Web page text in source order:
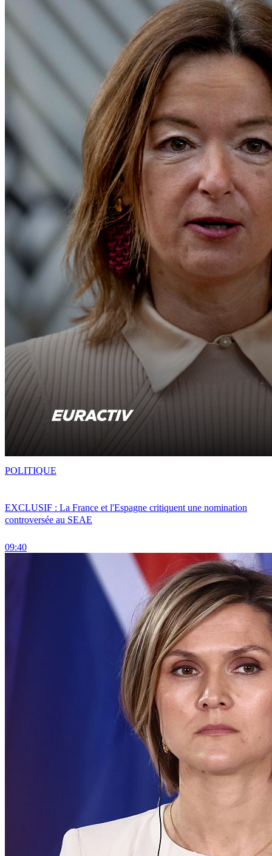
EXCLUSIF : La France et l'Espagne critiquent une nomination
controversée au SEAE
09:40
POLITIQUE